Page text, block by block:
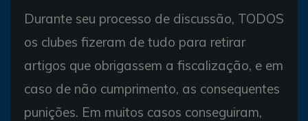
Durante seu processo de discussão, TODOS
os clubes fizeram de tudo para retirar
artigos que obrigassem a fiscalização, e em
caso de não cumprimento, as consequentes
punições. Em muitos casos conseguiram,